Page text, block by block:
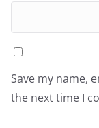
Save my name,
the next time I